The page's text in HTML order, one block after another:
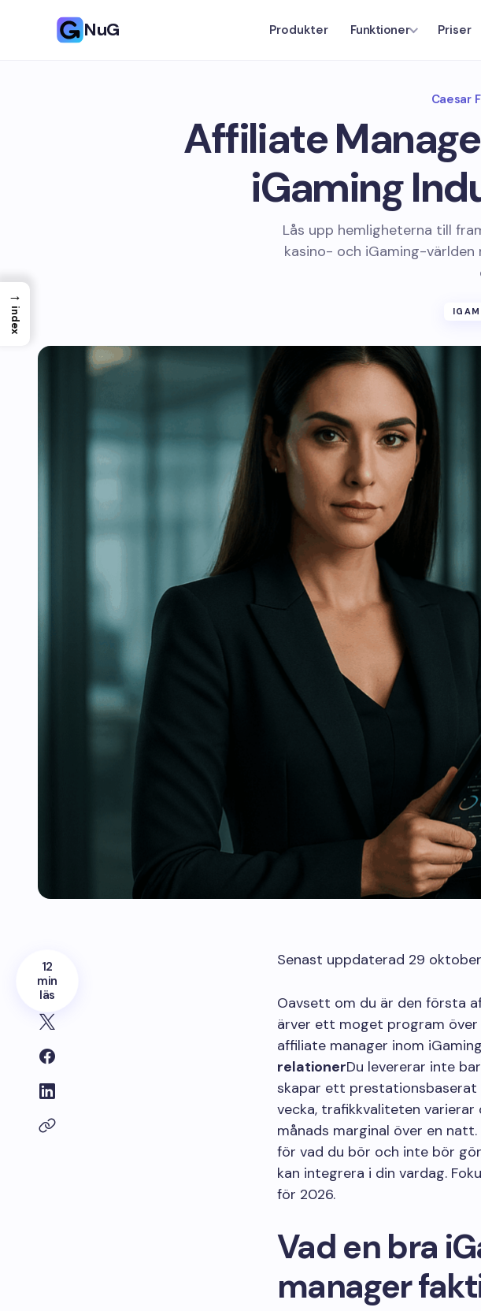
NuG Produkter Funktioner Priser
Caesar
Affiliate
iGaming
Lås upp hemligheterna till
kasino- och iGaming-
12
min
läs
Senast uppdaterad 29
Oavsett om du är den första
ärver ett moget program över
affiliate manager inom
relationerDu levererar inte
skapar ett prestationsbaserat
vecka, trafikkvaliteten varierar
månads marginal över en
för vad du bör och inte bör
kan integrera i din vardag.
för 2026.
Vad en bra
manager
→
index